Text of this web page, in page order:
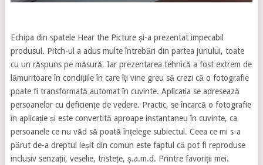
Echipa din spatele Hear the Picture și-a prezentat impecabil
produsul. Pitch-ul a adus multe întrebări din partea juriului, toate
cu un răspuns pe măsură. Iar prezentarea tehnică a fost extrem de
lămuritoare în condițiile în care îți vine greu să crezi că o fotografie
poate fi transformată automat în cuvinte. Aplicația se adresează
persoanelor cu deficiențe de vedere. Practic, se încarcă o fotografie
în aplicație și este convertită aproape instantaneu în cuvinte, ca
persoanele ce nu văd să poată înțelege subiectul. Ceea ce mi s-a
părut de-a dreptul ieșit din comun este faptul că pot fi reproduse
inclusiv senzații, veselie, tristețe, ș.a.m.d. Printre favoriții mei.